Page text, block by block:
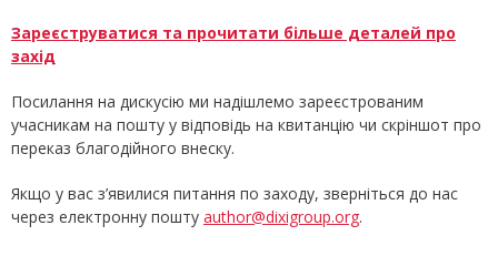
Зареєструватися та прочитати більше деталей про
захід
Посилання на дискусію ми надішлемо зареєстрованим
учасникам на пошту у відповідь на квитанцію чи скріншот про
переказ благодійного внеску.
Якщо у вас з’явилися питання по заходу, зверніться до нас
через електронну пошту author@dixigroup.org.